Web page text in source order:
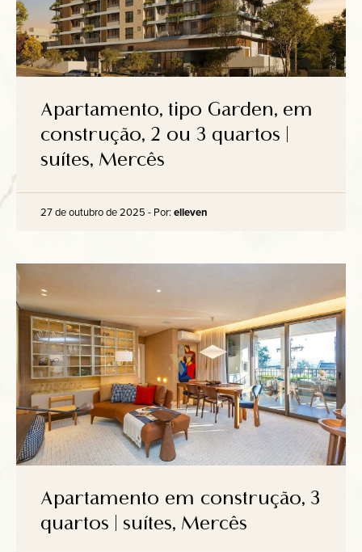
Apartamento, tipo Garden, em
construção, 2 ou 3 quartos |
suítes, Mercês
27 de outubro de 2025 - Por: elleven
Apartamento em construção, 3
quartos | suítes, Mercês